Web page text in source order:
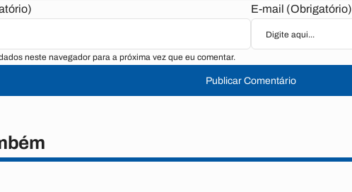
E-mail (Obrigatório)
neste navegador para a próxima vez que eu comentar.
Publicar Comentário